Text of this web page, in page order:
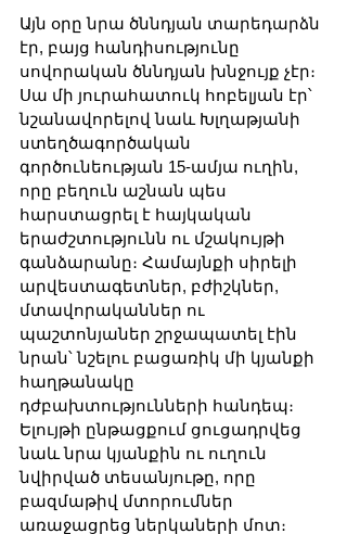
Այն օրը նրա ծննդյան տարեդարձն
էր, բայց հանդիսությունը
սովորական ծննդյան խնջույք չէր։
Սա մի յուրահատուկ հոբելյան էր՝
նշանավորելով նաև Խլղաթյանի
ստեղծագործական
գործունեության 15-ամյա ուղին,
որը բեղուն աշնան պես
հարստացրել է հայկական
երաժշտությունն ու մշակույթի
գանձարանը։ Համայնքի սիրելի
արվեստագետներ, բժիշկներ,
մտավորականներ ու
պաշտոնյաներ շրջապատել էին
նրան՝ նշելու բացառիկ մի կյանքի
հաղթանակը
դժբախտությունների հանդեպ։
Ելույթի ընթացքում ցուցադրվեց
նաև նրա կյանքին ու ուղուն
նվիրված տեսանյութը, որը
բազմաթիվ մտորումներ
առաջացրեց ներկաների մոտ։